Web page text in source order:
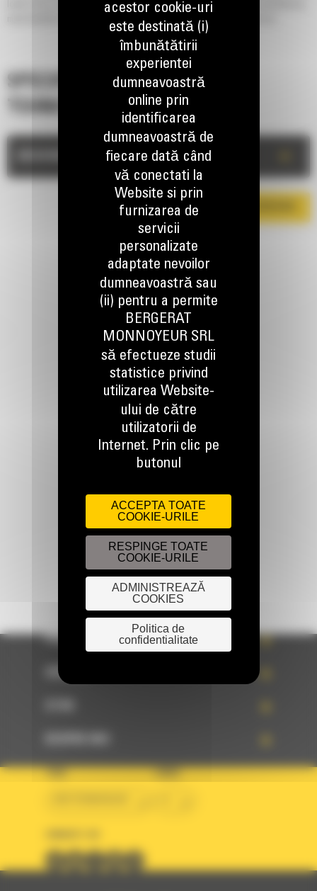
lower cost, so you can achieve production targets, deliver on your commitments,
meet deadlines – and maximize your profitability. Load more, make more.
SPECIFICATII
TEHNICE
TINEM LEGATURA
Apelati-ne
0800 89 10 10
Scrieti-ne
TRIMITETI O CERERE
PRODUSE
SERVICII
TARA LIMBA
acestor cookie-uri
este destinată (i)
îmbunătătirii
experientei
dumneavoastră
online prin
identificarea
dumneavoastră de
fiecare dată când
vă conectati la
Website si prin
furnizarea de
servicii
personalizate
adaptate nevoilor
dumneavoastră sau
(ii) pentru a permite
BERGERAT
MONNOYEUR SRL
să efectueze studii
statistice privind
utilizarea Website-
ului de către
utilizatorii de
Internet. Prin clic pe
butonul
ACCEPTA TOATE
COOKIE-URILE
RESPINGE TOATE
COOKIE-URILE
ADMINISTREAZĂ
COOKIES
Politica de
confidentialitate